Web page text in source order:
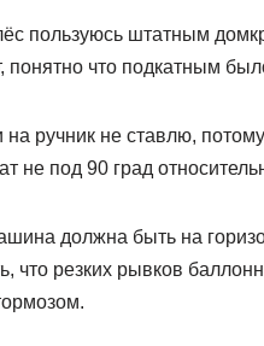
пользуюсь штатным
понятно что подкатным
ручник не ставлю,
не под 90 град
должна быть на
что резких рывков